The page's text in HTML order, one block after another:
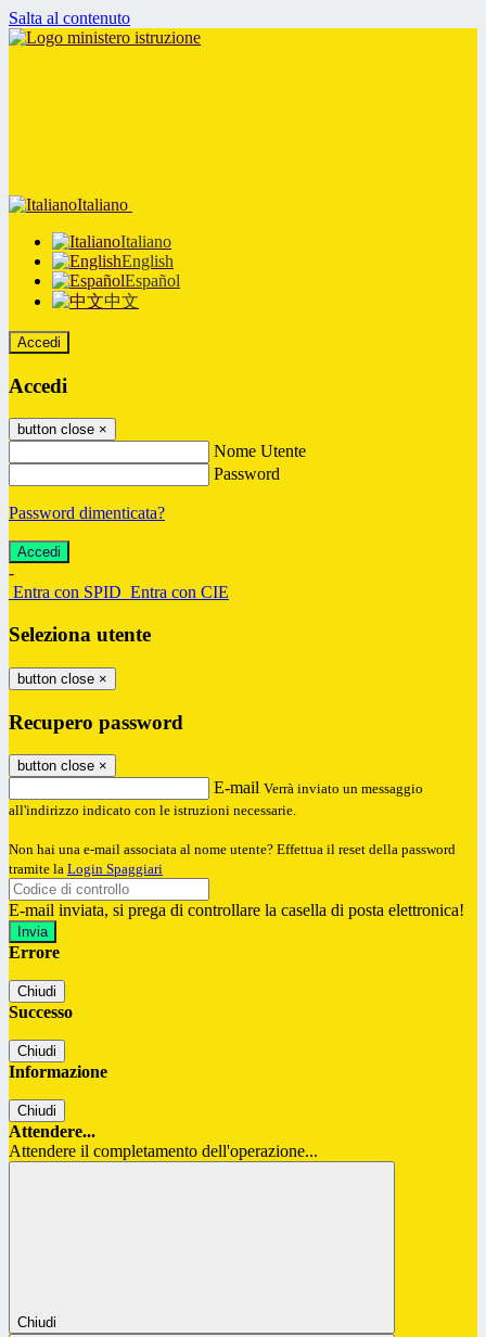
Salta al contenuto
Italiano
Italiano
English
Español
中文
Accedi
Accedi
button close ×
Nome Utente
Password
Password dimenticata?
-
Entra con SPID Entra con CIE
Seleziona utente
button close ×
Recupero password
button close ×
E-mail Verrà inviato un messaggio
all'indirizzo indicato con le istruzioni necessarie.
Non hai una e-mail associata al nome utente? Effettua il reset della password
tramite la Login Spaggiari
E-mail inviata, si prega di controllare la casella di posta elettronica!
Errore
Chiudi
Successo
Chiudi
Informazione
Chiudi
Attendere...
Attendere il completamento dell'operazione...
Chiudi